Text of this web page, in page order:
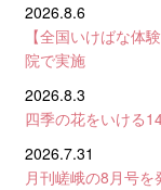
2026.8.6
【全国いけばな
院で実施
2026.8.3
四季の花をいける
2026.7.31
月刊嵯峨の8月号を